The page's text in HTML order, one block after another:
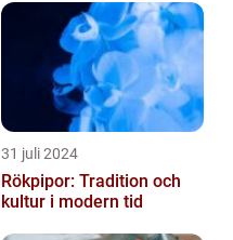
31 juli 2024
Rökpipor: Tradition och
kultur i modern tid